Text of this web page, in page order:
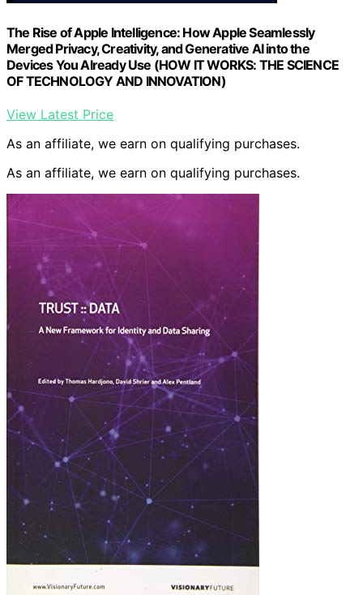
The Rise of Apple Intelligence: How Apple Seamlessly
Merged Privacy, Creativity, and Generative AI into the
Devices You Already Use (HOW IT WORKS: THE SCIENCE
OF TECHNOLOGY AND INNOVATION)
View Latest Price
As an affiliate, we earn on qualifying purchases.
As an affiliate, we earn on qualifying purchases.